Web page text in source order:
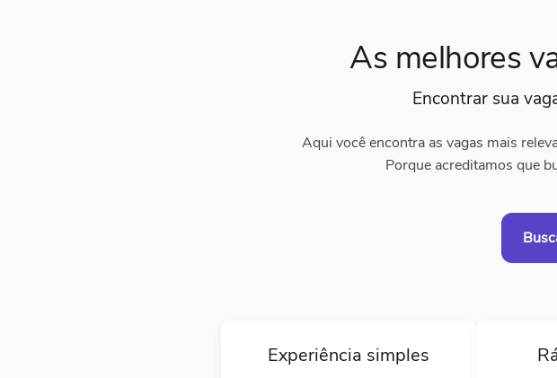
As melhores
Encontrar sua
Aqui você encontra as vagas mais
Porque acreditamos que
Experiência simples